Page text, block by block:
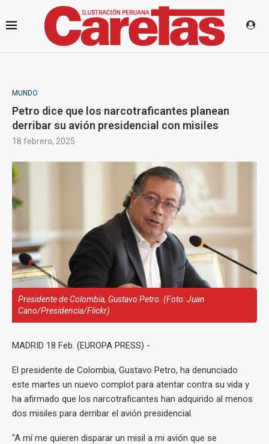
MUNDO
Petro dice que los narcotraficantes planean
derribar su avión presidencial con misiles
18 febrero, 2025
Presidente de Colombia, Gustavo Petro. (Foto: Juan
Cano/Presidencia/Flickr)
MADRID 18 Feb. (EUROPA PRESS) -
El presidente de Colombia, Gustavo Petro, ha denunciado
este martes un nuevo complot para atentar contra su vida y
ha afirmado que los narcotraficantes han adquirido al menos
dos misiles para derribar el avión presidencial.
"A mí me quieren disparar un misil a mi avión que se